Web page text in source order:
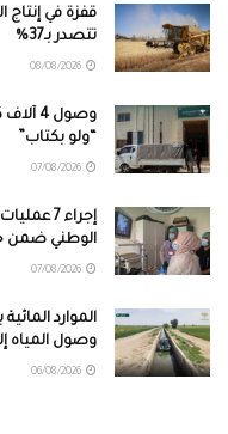
تتصدر بـ37%
وصول
“ولو بكتاب”
إجراء 7
الوطني ضمن
الموارد
وصول المياه